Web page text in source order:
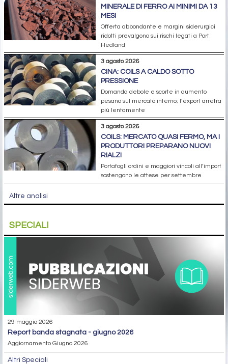
MINERALE DI FERRO AI MINIMI DA 13
MESI
Offerta abbondante e margini siderurgici
ridotti prevalgono sui rischi legati a Port
Hedland
3 agosto 2026
CINA: COILS A CALDO SOTTO
PRESSIONE
Domanda debole e scorte in aumento
pesano sul mercato interno; l’export arretra
più lentamente
3 agosto 2026
COILS: MERCATO QUASI FERMO, MA I
PRODUTTORI PREPARANO NUOVI
RIALZI
Portafogli ordini e maggiori vincoli all’import
sostengono le attese per settembre
Altre analisi
SPECIALI
29 maggio 2026
report banda stagnata - giugno 2026
Aggiornamento Giugno 2026
Altri Speciali